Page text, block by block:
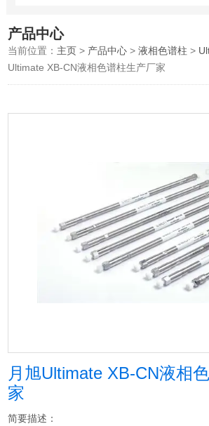
产品中心
当前位置： 主页 > 产品中心 >液相色谱柱 >
Ultimate XB-CN液相色谱柱生产厂家
月旭Ultimate XB-CN液相
家
简要描述：